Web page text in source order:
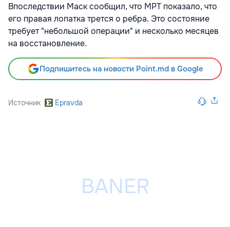
Впоследствии Маск сообщил, что МРТ показало, что
его правая лопатка трется о ребра. Это состояние
требует "небольшой операции" и несколько месяцев
на восстановление.
Подпишитесь на новости Point.md в Google
Источник Epravda